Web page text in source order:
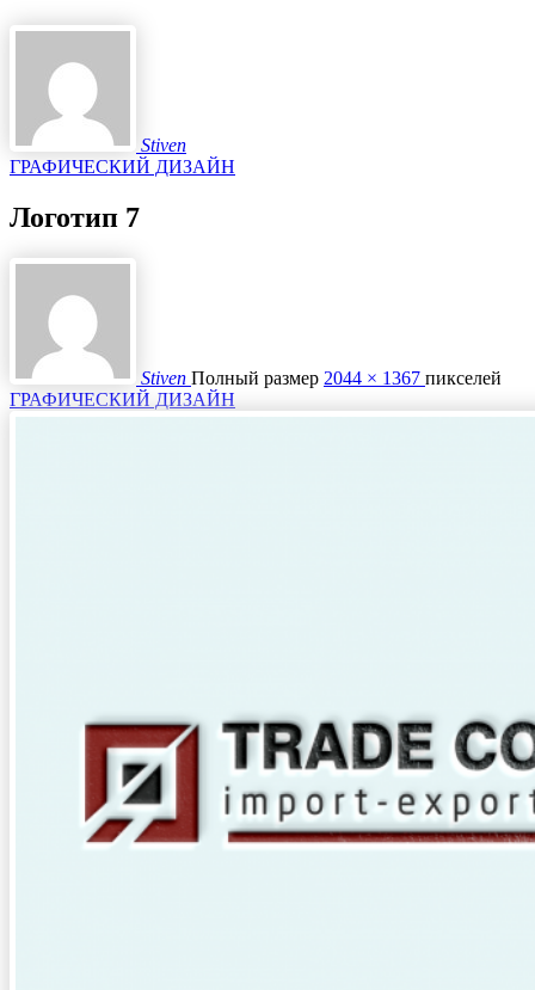
Stiven
ГРАФИЧЕСКИЙ ДИЗАЙН
Логотип 7
Stiven Полный размер 2044 × 1367 пикселей
ГРАФИЧЕСКИЙ ДИЗАЙН